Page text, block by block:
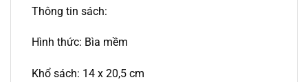
Thông tin sách:
Hình thức: Bìa mềm
Khổ sách: 14 x 20,5 cm